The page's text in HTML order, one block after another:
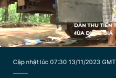
Chuyên mục khác
Chào ngày mới
Tin đã xem
Đăng xuất
Cập nhật lúc 07:30 13/11/2023